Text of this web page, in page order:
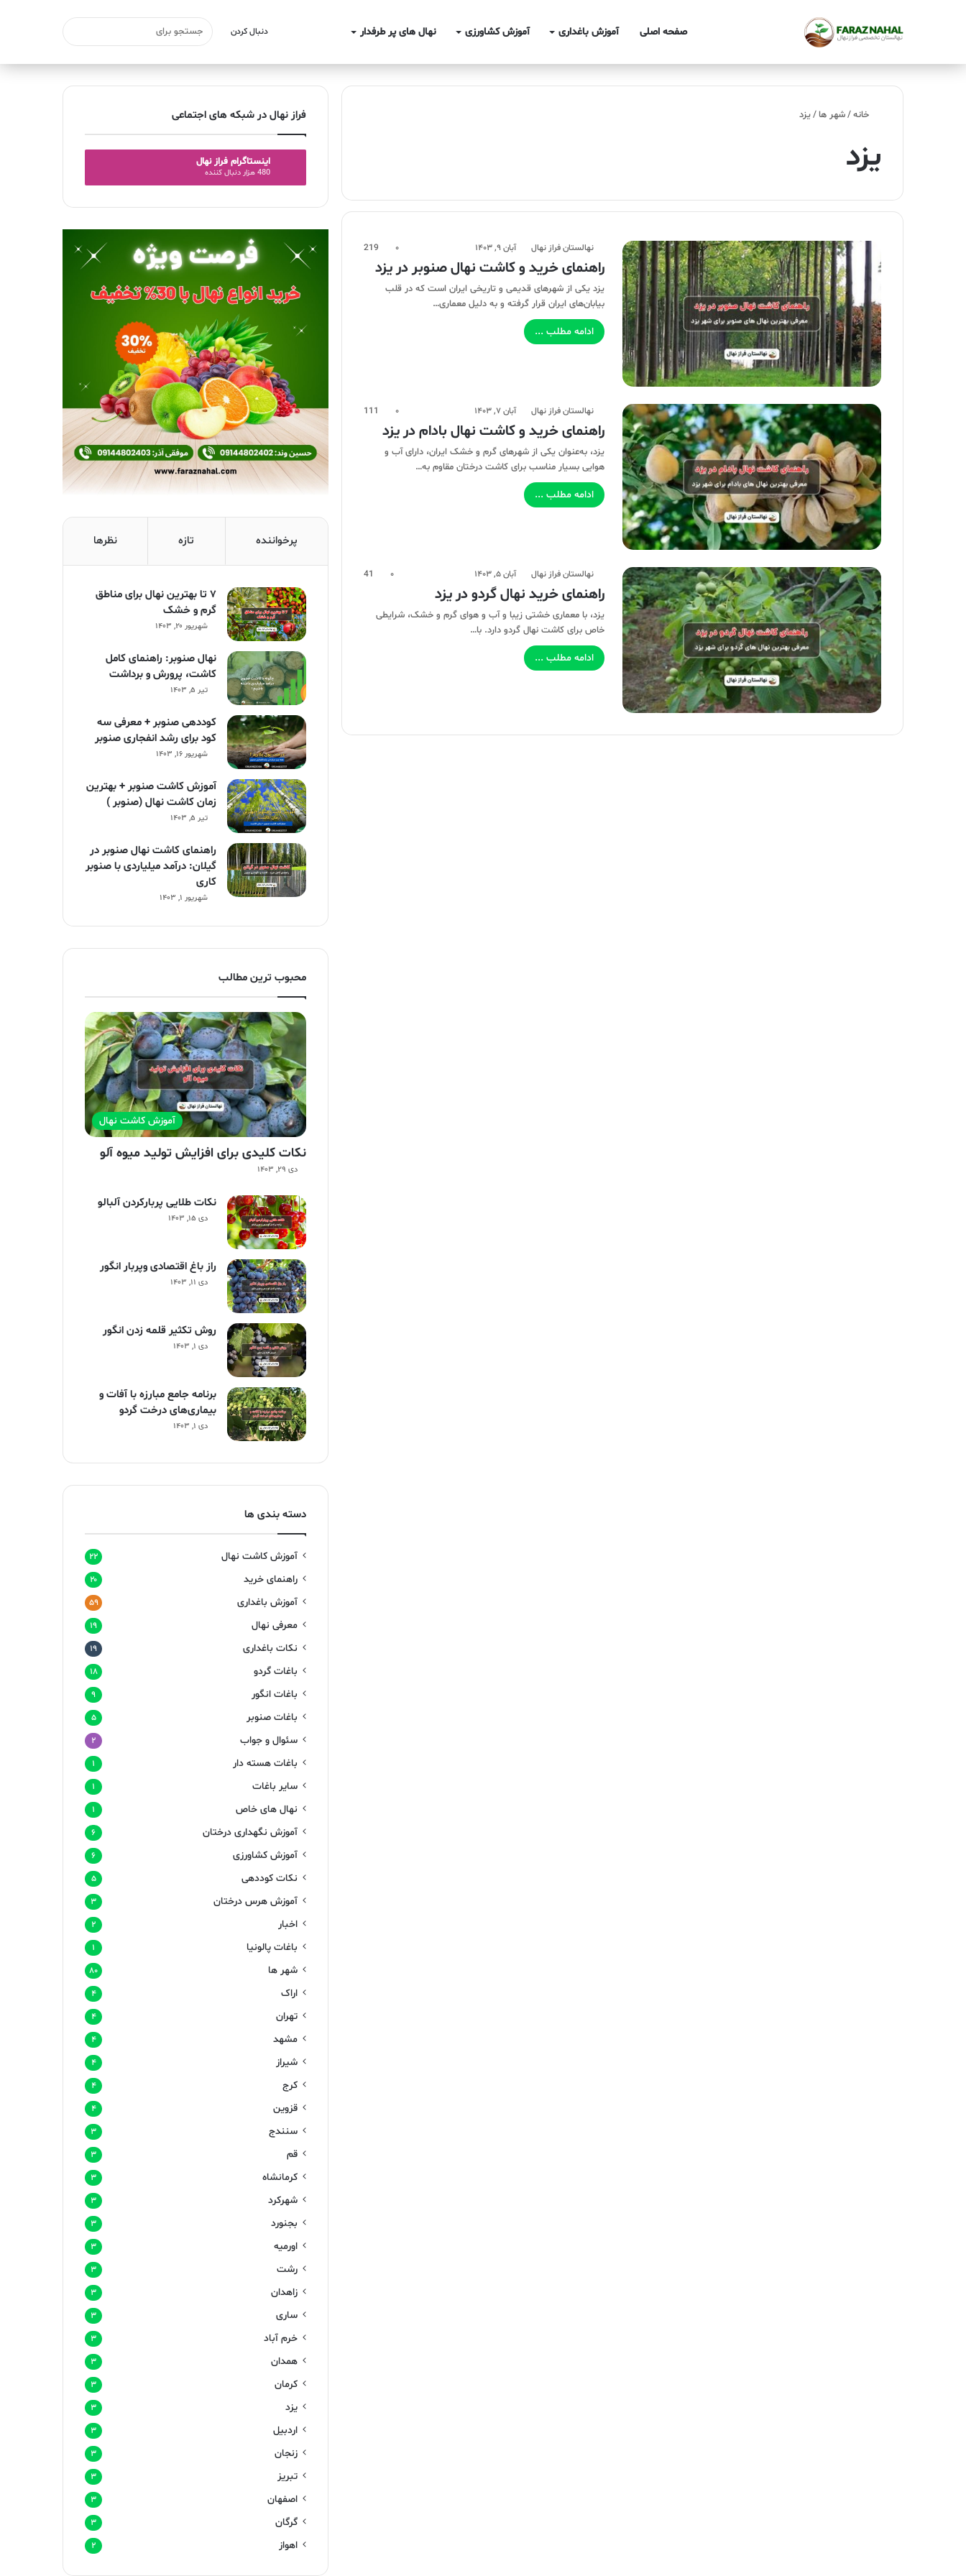
صفحه اصلی آموزش باغداری آموزش کشاورزی نهال های پر طرفدار دنبال کردن
خانه/شهر ها/یزد
یزد
نهالستان فراز نهال آبان ۹, ۱۴۰۳ ۰ 219
راهنمای خرید و کاشت نهال صنوبر در یزد
یزد یکی از شهرهای قدیمی و تاریخی ایران است که در قلب
بیابان‌های ایران قرار گرفته و به دلیل معماری…
ادامه مطلب ...
نهالستان فراز نهال آبان ۷, ۱۴۰۳ ۰ 111
راهنمای خرید و کاشت نهال بادام در یزد
یزد، به‌عنوان یکی از شهرهای گرم و خشک ایران، دارای آب و
هوایی بسیار مناسب برای کاشت درختان مقاوم به…
ادامه مطلب ...
نهالستان فراز نهال آبان ۵, ۱۴۰۳ ۰ 41
راهنمای خرید نهال گردو در یزد
یزد، با معماری خشتی زیبا و آب و هوای گرم و خشک، شرایطی
خاص برای کاشت نهال گردو دارد. با…
ادامه مطلب ...
فراز نهال در شبکه های اجتماعی
اینستاگرام فراز نهال
480 هزار دنبال کننده
پرخواننده تازه نظرها
۷ تا بهترین نهال برای مناطق
گرم و خشک
شهریور ۲۰, ۱۴۰۳
نهال صنوبر: راهنمای کامل
کاشت، پرورش و برداشت
تیر ۵, ۱۴۰۳
کوددهی صنوبر + معرفی سه
کود برای رشد انفجاری صنوبر
شهریور ۱۶, ۱۴۰۳
آموزش کاشت صنوبر + بهترین
زمان کاشت نهال (صنوبر )
تیر ۵, ۱۴۰۳
راهنمای کاشت نهال صنوبر در
گیلان: درآمد میلیاردی با صنوبر
کاری
شهریور ۱, ۱۴۰۳
محبوب ترین مطالب
آموزش کاشت نهال
نکات کلیدی برای افزایش تولید میوه آلو
دی ۲۹, ۱۴۰۳
نکات طلایی پربارکردن آلبالو
دی ۱۵, ۱۴۰۳
راز باغ اقتصادی وپربار انگور
دی ۱۱, ۱۴۰۳
روش تکثیر قلمه زدن انگور
دی ۱, ۱۴۰۳
برنامه جامع مبارزه با آفات و
بیماری‌های درخت گردو
دی ۱, ۱۴۰۳
دسته بندی ها
آموزش کاشت نهال ۲۲
راهنمای خرید ۲۰
آموزش باغداری ۵۹
معرفی نهال ۱۹
نکات باغداری ۱۹
باغات گردو ۱۸
باغات انگور ۹
باغات صنوبر ۵
سئوال و جواب ۲
باغات هسته دار ۱
سایر باغات ۱
نهال های خاص ۱
آموزش نگهداری درختان ۶
آموزش کشاورزی ۶
نکات کوددهی ۵
آموزش هرس درختان ۳
اخبار ۲
باغات پالونیا ۱
شهر ها ۸۰
اراک ۴
تهران ۴
مشهد ۴
شیراز ۴
کرج ۴
قزوین ۴
سنندج ۳
قم ۳
کرمانشاه ۳
شهرکرد ۳
بجنورد ۳
اورمیه ۳
رشت ۳
زاهدان ۳
ساری ۳
خرم آباد ۳
همدان ۳
کرمان ۳
یزد ۳
اردبیل ۳
زنجان ۳
تبریز ۳
اصفهان ۳
گرگان ۳
اهواز ۲